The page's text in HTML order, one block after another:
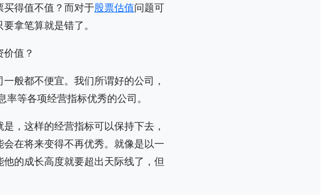
买得值不值？而对于股票估值问题可
拿笔算就是错了。
般都不便宜。我们所谓好的公司，
等各项经营指标优秀的公司。
，这样的经营指标可以保持下去，
在将来变得不再优秀。就像是以一
的成长高度就要超出天际线了，但